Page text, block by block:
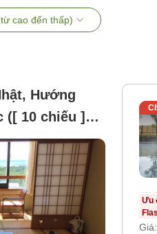
cao đến thấp)
Hướng
([ 10 chiếu ]Đề
cặp đôi.)
Ưu
Giá: